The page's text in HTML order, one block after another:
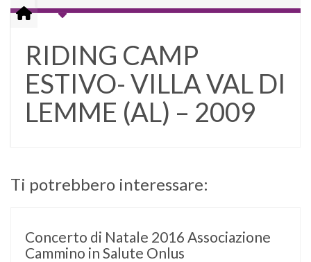
RIDING CAMP
ESTIVO- VILLA VAL DI
LEMME (AL) – 2009
Ti potrebbero interessare:
Concerto di Natale 2016 Associazione
Cammino in Salute Onlus